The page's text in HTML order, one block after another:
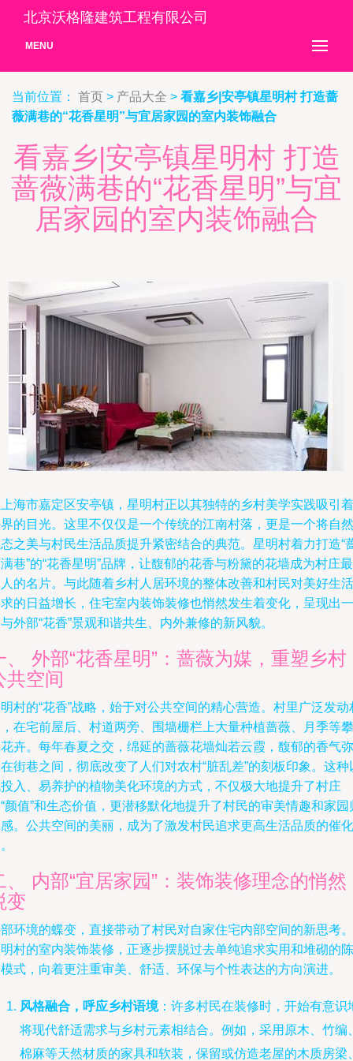
北京沃格隆建筑工程有限公司
MENU
当前位置： 首页 > 产品大全 > 看嘉乡|安亭镇星明村 打造蔷
薇满巷的“花香星明”与宜居家园的室内装饰融合
看嘉乡|安亭镇星明村 打造
蔷薇满巷的“花香星明”与宜
居家园的室内装饰融合
海市嘉定区安亭镇，星明村正以其独特的乡村美学实践吸引着
的目光。这里不仅仅是一个传统的江南村落，更是一个将自然
之美与村民生活品质提升紧密结合的典范。星明村着力打造“
巷”的“花香星明”品牌，让馥郁的花香与粉黛的花墙成为村庄最
的名片。与此随着乡村人居环境的整体改善和村民对美好生活
的日益增长，住宅室内装饰装修也悄然发生着变化，呈现出一
外部“花香”景观和谐共生、内外兼修的新风貌。
、 外部“花香星明”：蔷薇为媒，重塑乡村
共空间
村的“花香”战略，始于对公共空间的精心营造。村里广泛发动
在宅前屋后、村道两旁、围墙栅栏上大量种植蔷薇、月季等攀
卉。每年春夏之交，绵延的蔷薇花墙灿若云霞，馥郁的香气弥
街巷之间，彻底改变了人们对农村“脏乱差”的刻板印象。这种
入、易养护的植物美化环境的方式，不仅极大地提升了村庄
颜值”和生态价值，更潜移默化地提升了村民的审美情趣和家园
。公共空间的美丽，成为了激发村民追求更高生活品质的催化
、 内部“宜居家园”：装饰装修理念的悄然
变
环境的蝶变，直接带动了村民对自家住宅内部空间的新思考。
村的室内装饰装修，正逐步摆脱过去单纯追求实用和堆砌的陈
式，向着更注重审美、舒适、环保与个性表达的方向演进。
风格融合，呼应乡村语境：许多村民在装修时，开始有意识
将现代舒适需求与乡村元素相结合。例如，采用原木、竹编
棉麻等天然材质的家具和软装，保留或仿造老屋的木质房梁